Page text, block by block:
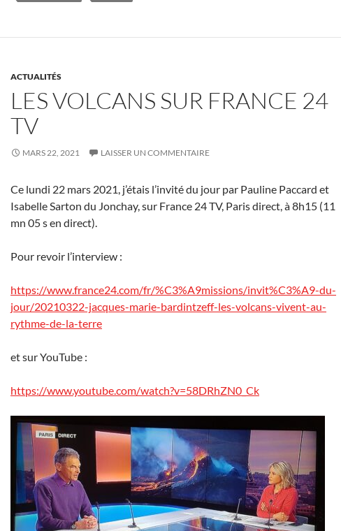
ACTUALITÉS
LES VOLCANS SUR FRANCE 24
TV
MARS 22, 2021 LAISSER UN COMMENTAIRE
Ce lundi 22 mars 2021, j’étais l’invité du jour par Pauline Paccard et
Isabelle Sarton du Jonchay, sur France 24 TV, Paris direct, à 8h15 (11
mn 05 s en direct).
Pour revoir l’interview :
https://www.france24.com/fr/%C3%A9missions/invit%C3%A9-du-
jour/20210322-jacques-marie-bardintzeff-les-volcans-vivent-au-
rythme-de-la-terre
et sur YouTube :
https://www.youtube.com/watch?v=58DRhZN0_Ck